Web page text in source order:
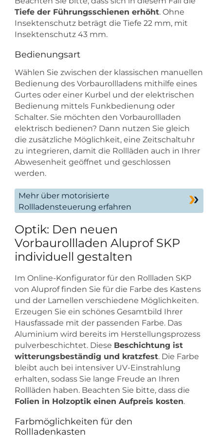
Tiefe der Führungsschienen erhöht. Ohne
Insektenschutz beträgt die Tiefe 22 mm, mit
Insektenschutz 43 mm.
Bedienungsart
Wählen Sie zwischen der klassischen manuellen
Bedienung des Vorbaurollladens mithilfe eines
Gurtes oder einer Kurbel und der elektrischen
Bedienung mittels Funkbedienung oder
Schalter. Sie möchten den Vorbaurollladen
elektrisch bedienen? Dann nutzen Sie gleich
die zusätzliche Möglichkeit, eine Zeitschaltuhr
zu integrieren, damit die Rollläden auch in Ihrer
Abwesenheit geöffnet und geschlossen
werden.
Mehr über motorisierte
Rollladensteuerung erfahren
Optik: Den neuen
Vorbaurollladen Aluprof SKP
individuell gestalten
Im Online-Konfigurator für den Rollladen SKP
von Aluprof finden Sie für die Farbe des Kastens
und der Lamellen verschiedene Möglichkeiten.
Erzeugen Sie ein schönes Gesamtbild Ihrer
Hausfassade mit der passenden Farbe. Das
Aluminium wird bereits im Herstellungsprozess
pulverbeschichtet. Diese Beschichtung ist
witterungsbeständig und kratzfest. Die Farbe
bleibt auch bei intensiver UV-Einstrahlung
erhalten, sodass Sie lange Freude an Ihren
Rollläden haben. Beachten Sie bitte, dass die
Folien in Holzoptik einen Aufpreis kosten.
Farbmöglichkeiten für den
Rollladenkasten